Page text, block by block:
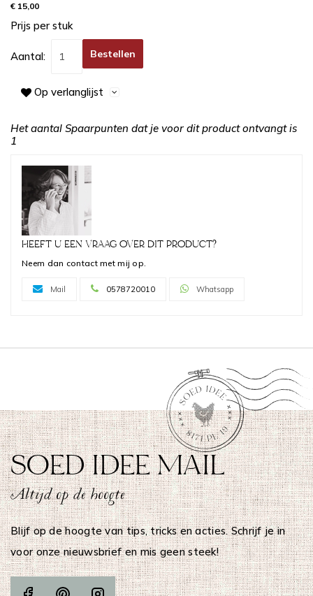
€ 15,00
Prijs per stuk
Aantal: Bestellen
Op verlanglijst
Het aantal Spaarpunten dat je voor dit product ontvangt is
1
HEEFT U EEN VRAAG OVER DIT PRODUCT?
Neem dan contact met mij op.
Mail 0578720010 Whatsapp
SOED IDEE MAIL
Altijd op de hoogte
Blijf op de hoogte van tips, tricks en acties. Schrijf je in
voor onze nieuwsbrief en mis geen steek!